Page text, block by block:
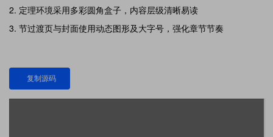
定理环境采用多彩圆角盒子，内容层级清晰易读
节过渡页与封面使用动态图形及大字号，强化章节节奏
复制源码